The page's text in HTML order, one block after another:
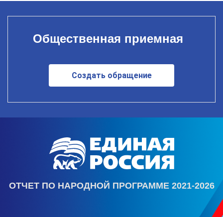
Общественная приемная
Создать обращение
ОТЧЕТ ПО НАРОДНОЙ ПРОГРАММЕ 2021-2026